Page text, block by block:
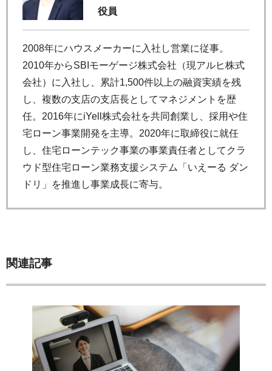
役員
2008年にハウスメーカーに入社し営業に従事。
2010年からSBIモーゲージ株式会社（現アルヒ株式
会社）に入社し、累計1,500件以上の融資実績を残
し、複数の支店の支店長としてマネジメントを歴
任。2016年にiYell株式会社を共同創業し、採用や住
宅ローン事業開発を主導。2020年に取締役に就任
し、住宅ローンテック事業の事業責任者としてクラ
ウド型住宅ローン業務支援システム「いえーる ダン
ドリ」を推進し事業成長に寄与。
関連記事